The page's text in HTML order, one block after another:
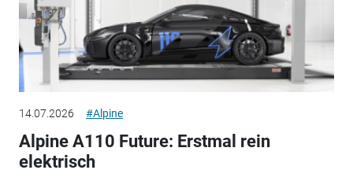
14.07.2026 #Alpine
Alpine A110 Future: Erstmal rein
elektrisch